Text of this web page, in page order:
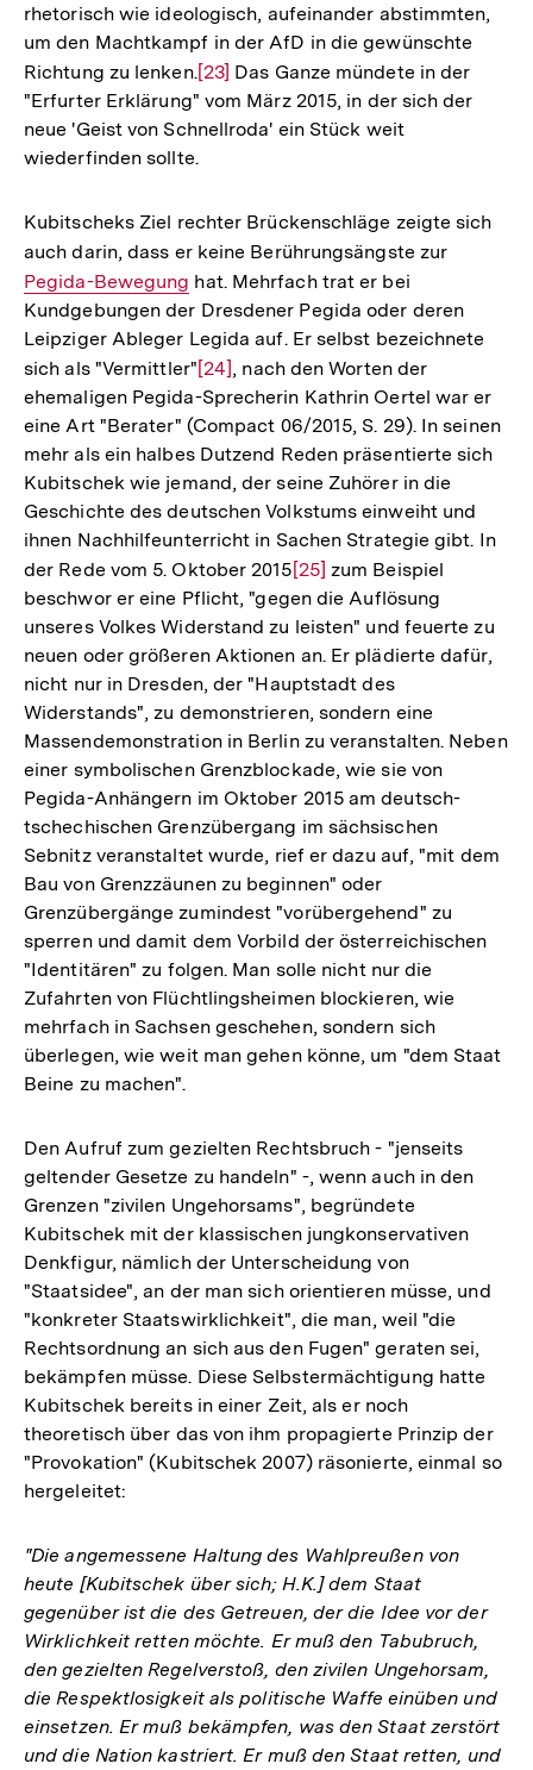
Auflösung
der
Fußnote
rhetorisch wie ideologisch, aufeinander abstimmten,
um den Machtkampf in der AfD in die gewünschte
Richtung zu lenken.Zur
Auflösung
der
Fußnote
[23] Das Ganze mündete in der
"Erfurter Erklärung" vom März 2015, in der sich der
neue 'Geist von Schnellroda' ein Stück weit
wiederfinden sollte.
Kubitscheks Ziel rechter Brückenschläge zeigte sich
auch darin, dass er keine Berührungsängste zur
Pegida-Bewegung hat. Mehrfach trat er bei
Kundgebungen der Dresdener Pegida oder deren
Leipziger Ableger Legida auf. Er selbst bezeichnete
sich als "Vermittler"Zur
Auflösung
der
Fußnote
[24], nach den Worten der
ehemaligen Pegida-Sprecherin Kathrin Oertel war er
eine Art "Berater" (Compact 06/2015, S. 29). In seinen
mehr als ein halbes Dutzend Reden präsentierte sich
Kubitschek wie jemand, der seine Zuhörer in die
Geschichte des deutschen Volkstums einweiht und
ihnen Nachhilfeunterricht in Sachen Strategie gibt. In
der Rede vom 5. Oktober 2015Zur
Auflösung
der
Fußnote
[25] zum Beispiel
beschwor er eine Pflicht, "gegen die Auflösung
unseres Volkes Widerstand zu leisten" und feuerte zu
neuen oder größeren Aktionen an. Er plädierte dafür,
nicht nur in Dresden, der "Hauptstadt des
Widerstands", zu demonstrieren, sondern eine
Massendemonstration in Berlin zu veranstalten. Neben
einer symbolischen Grenzblockade, wie sie von
Pegida-Anhängern im Oktober 2015 am deutsch-
tschechischen Grenzübergang im sächsischen
Sebnitz veranstaltet wurde, rief er dazu auf, "mit dem
Bau von Grenzzäunen zu beginnen" oder
Grenzübergänge zumindest "vorübergehend" zu
sperren und damit dem Vorbild der österreichischen
"Identitären" zu folgen. Man solle nicht nur die
Zufahrten von Flüchtlingsheimen blockieren, wie
mehrfach in Sachsen geschehen, sondern sich
überlegen, wie weit man gehen könne, um "dem Staat
Beine zu machen".
Den Aufruf zum gezielten Rechtsbruch - "jenseits
geltender Gesetze zu handeln" -, wenn auch in den
Grenzen "zivilen Ungehorsams", begründete
Kubitschek mit der klassischen jungkonservativen
Denkfigur, nämlich der Unterscheidung von
"Staatsidee", an der man sich orientieren müsse, und
"konkreter Staatswirklichkeit", die man, weil "die
Rechtsordnung an sich aus den Fugen" geraten sei,
bekämpfen müsse. Diese Selbstermächtigung hatte
Kubitschek bereits in einer Zeit, als er noch
theoretisch über das von ihm propagierte Prinzip der
"Provokation" (Kubitschek 2007) räsonierte, einmal so
hergeleitet:
"Die angemessene Haltung des Wahlpreußen von
heute [Kubitschek über sich; H.K.] dem Staat
gegenüber ist die des Getreuen, der die Idee vor der
Wirklichkeit retten möchte. Er muß den Tabubruch,
den gezielten Regelverstoß, den zivilen Ungehorsam,
die Respektlosigkeit als politische Waffe einüben und
einsetzen. Er muß bekämpfen, was den Staat zerstört
und die Nation kastriert. Er muß den Staat retten, und